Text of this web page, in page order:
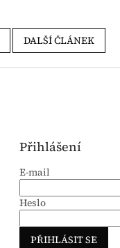
DALŠÍ ČLÁNEK
Přihlášení
E-mail
Heslo
PŘIHLÁSIT SE